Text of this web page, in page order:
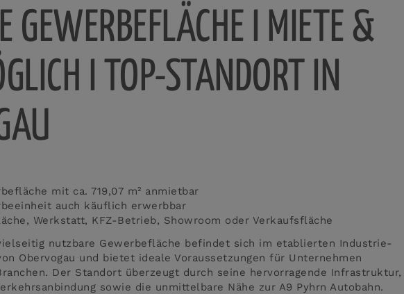
GEWERBEFLÄCHE I MIETE &
I TOP-STANDORT IN
mit ca. 719,07 m² anmietbar
auch käuflich erwerbbar
Werkstatt, KFZ-Betrieb, Showroom oder Verkaufsfläche
nutzbare Gewerbefläche befindet sich im etablierten Industrie-
Obervogau und bietet ideale Voraussetzungen für Unternehmen
Der Standort überzeugt durch seine hervorragende Infrastruktur,
sowie die unmittelbare Nähe zur A9 Pyhrn Autobahn.